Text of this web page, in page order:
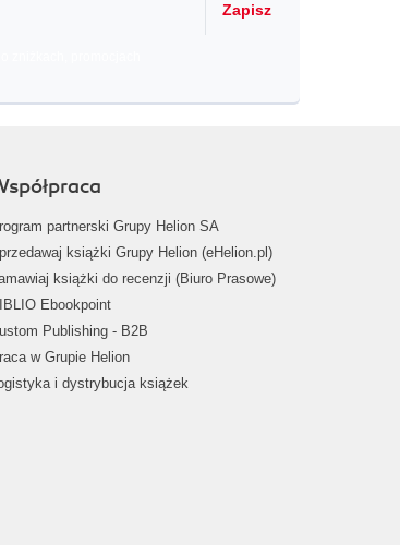
Zapisz
partnerski Grupy Helion SA
książki Grupy Helion (eHelion.pl)
książki do recenzji (Biuro Prasowe)
Ebookpoint
Publishing - B2B
w Grupie Helion
i dystrybucja książek